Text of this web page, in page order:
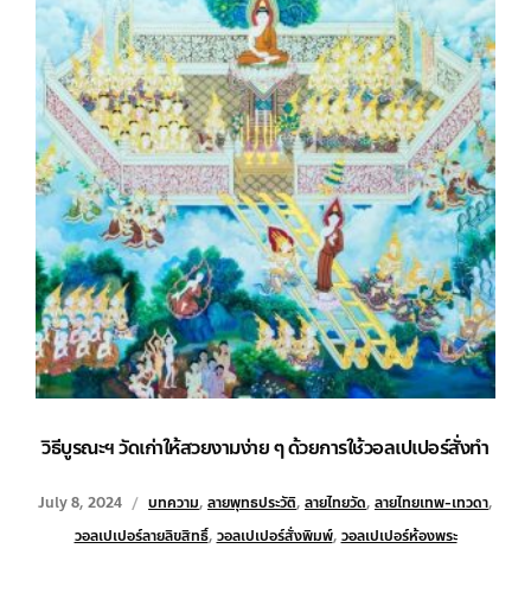
วิธีบูรณะฯ วัดเก่าให้สวยงามง่าย ๆ ด้วยการใช้วอลเปเปอร์สั่งทำ
July 8, 2024 บทความ, ลายพุทธประวัติ, ลายไทยวัด, ลายไทยเทพ-เทวดา,
วอลเปเปอร์ลายลิขสิทธิ์, วอลเปเปอร์สั่งพิมพ์, วอลเปเปอร์ห้องพระ